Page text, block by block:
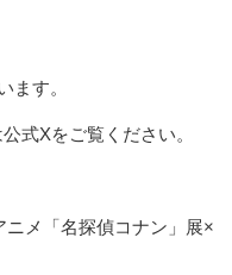
ます。
式Xをご覧ください。
メ「名探偵コナン」展×